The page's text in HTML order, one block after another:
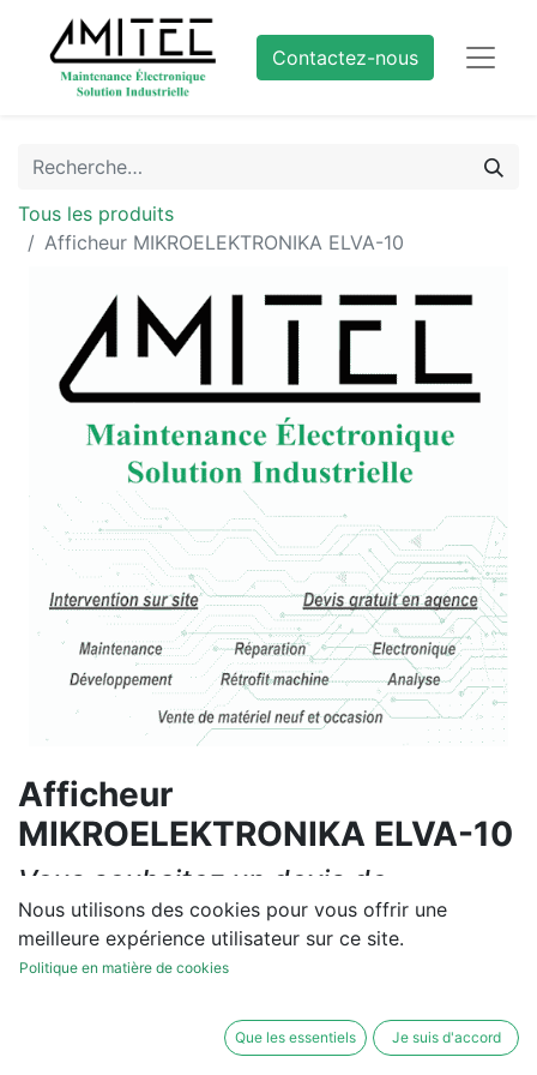
Contactez-nous
Tous les produits
Afficheur MIKROELEKTRONIKA ELVA-10
Afficheur
MIKROELEKTRONIKA ELVA-10
Vous souhaitez un devis de
réparation ou de vente, un
diagnostic sur site?
Nous utilisons des cookies pour vous offrir une
meilleure expérience utilisateur sur ce site.
Politique en matière de cookies
Que les essentiels Je suis d'accord